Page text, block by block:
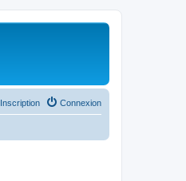
Connexion
Inscription